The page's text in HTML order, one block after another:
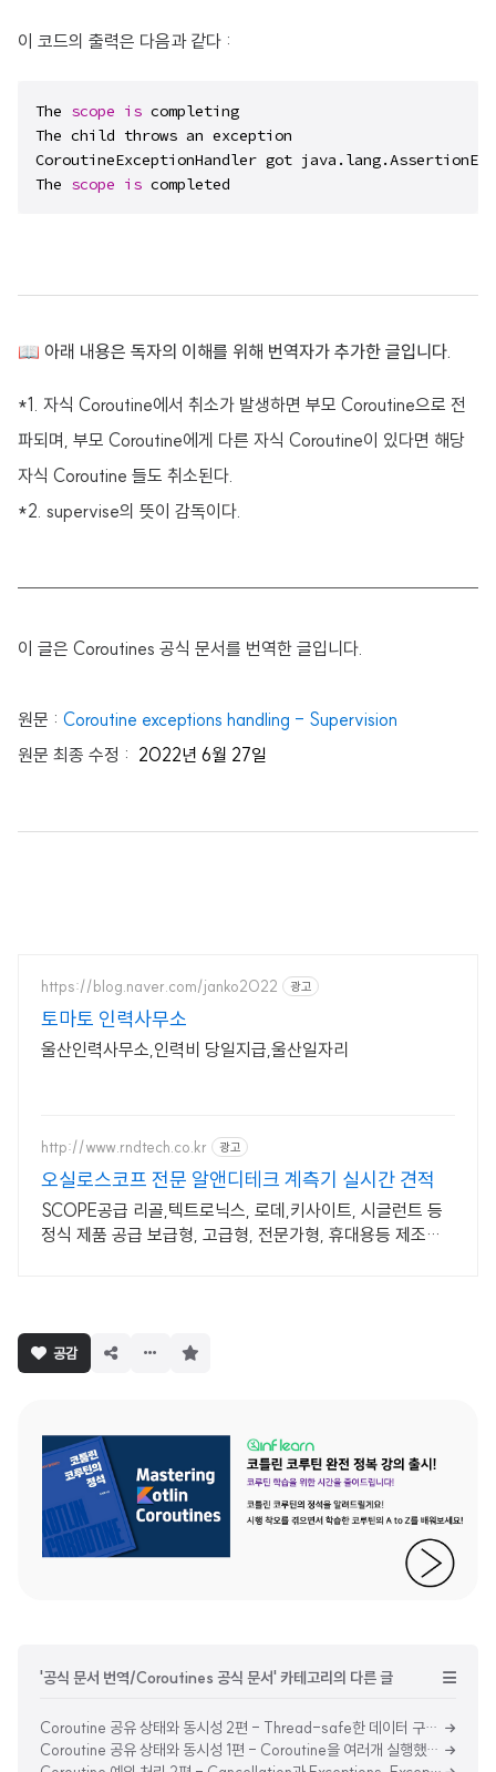
이 코드의 출력은 다음과 같다 :
The scope is completing
The child throws an exception
CoroutineExceptionHandler got
The scope is completed
📖 아래 내용은 독자의 이해를 위해 번역자가 추가한 글입니다.
*1. 자식 Coroutine에서 취소가 발생하면 부모 Coroutine으로 전
파되며, 부모 Coroutine에게 다른 자식 Coroutine이 있다면 해당
자식 Coroutine 들도 취소된다.
*2. supervise의 뜻이 감독이다.
이 글은 Coroutines 공식 문서를 번역한 글입니다.
원문 : Coroutine exceptions handling - Supervision
원문 최종 수정 : 2022년 6월 27일
https://blog.naver.com/janko2022 광고
토마토 인력사무소
울산인력사무소,인력비 당일지급,울산일자리
http://www.rndtech.co.kr 광고
오실로스코프 전문 알앤디테크 계측기 실시간 견적
SCOPE공급 리골,텍트로닉스, 로데,키사이트, 시글런트 등
정식 제품 공급 보급형, 고급형, 전문가형, 휴대용등 제조사
공감
'공식 문서 번역/Coroutines 공식 문서' 카테고리의 다른 글
Coroutine 공유 상태와 동시성 2편 - Thread-safe한 데이터 구조, 세밀하게 Thread 제한하기, 굵게 Thread 제어하기
Coroutine 공유 상태와 동시성 1편 - Coroutine을 여러개 실행했을 때의 문제점, Volatile은 동시성 문제를 해결하지 못한다.